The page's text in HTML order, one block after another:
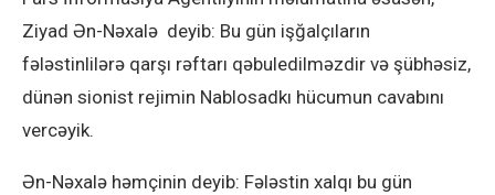
Ziyad Ən-Nəxalə deyib: Bu gün işğalçıların
fələstinlilərə qarşı rəftarı qəbuledilməzdir və şübhəsiz,
dünən sionist rejimin Nablosadkı hücumun cavabını
vercəyik.
Ən-Nəxalə həmçinin deyib: Fələstin xalqı bu gün